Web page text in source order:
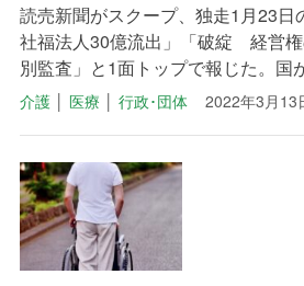
読売新聞がスクープ、独走1月23日
社福法人30億流出」「破綻 経営
別監査」と1面トップで報じた。国
介護│ 医療 │ 行政･団体 2022年3月13